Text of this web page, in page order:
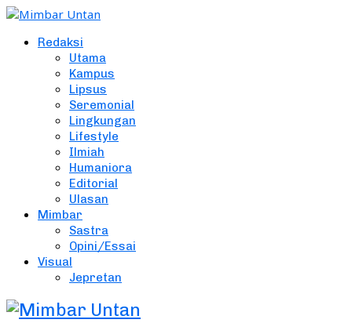
Redaksi
Utama
Kampus
Lipsus
Seremonial
Lingkungan
Lifestyle
Ilmiah
Humaniora
Editorial
Ulasan
Mimbar
Sastra
Opini/Essai
Visual
Jepretan